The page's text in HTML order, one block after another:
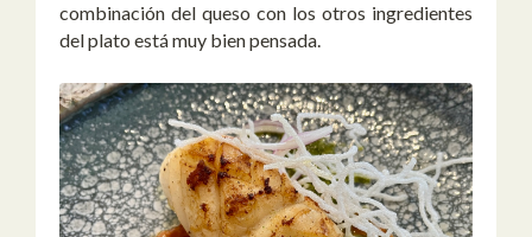
combinación del queso con los otros ingredientes
del plato está muy bien pensada.